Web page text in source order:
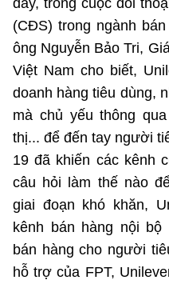
Chọn ngôn ngữ
Vietnamese
BỘ KHOA HỌC
MINISTRY OF
Điều khoản sử dụng Theo dõi
Cơ quan chủ quản: Bộ Khoa
Chịu trách nhiệm nội dung:
Giám đốc Trung tâm Truyền
Liên hệ
đây, trong cuộc đối
(CĐS) trong ngành
ông Nguyễn Bảo Tri,
Việt Nam cho biết,
doanh hàng tiêu dùng,
mà chủ yếu thông
thị... để đến tay người
19 đã khiến các kênh
câu hỏi làm thế nào
giai đoạn khó khăn,
kênh bán hàng nội bộ
bán hàng cho người
hỗ trợ của FPT,